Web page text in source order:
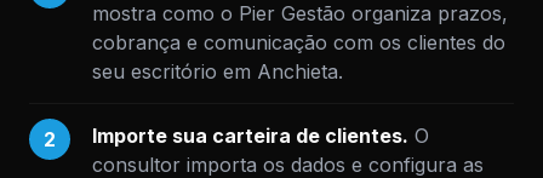
mostra como o Pier Gestão organiza prazos,
cobrança e comunicação com os clientes do
seu escritório em Anchieta.
2 Importe sua carteira de clientes. O
consultor importa os dados e configura as